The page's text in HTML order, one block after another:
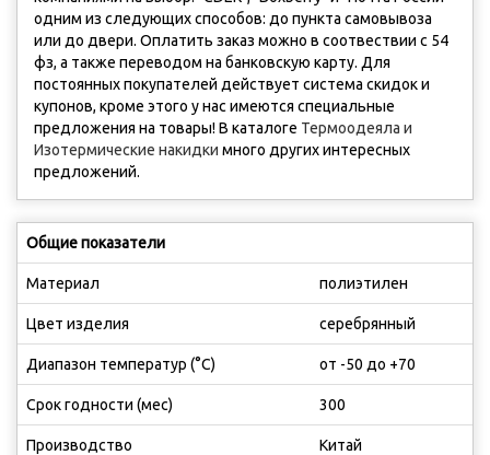
одним из следующих способов: до пункта самовывоза
или до двери. Оплатить заказ можно в соотвествии с 54
фз, а также переводом на банковскую карту. Для
постоянных покупателей действует система скидок и
купонов, кроме этого у нас имеются cпециальные
предложения на товары! В каталоге Термоодеяла и
Изотермические накидки много других интересных
предложений.
Общие показатели
Материал полиэтилен
Цвет изделия серебрянный
Диапазон температур (°C) от -50 до +70
Срок годности (мес) 300
Производство Китай